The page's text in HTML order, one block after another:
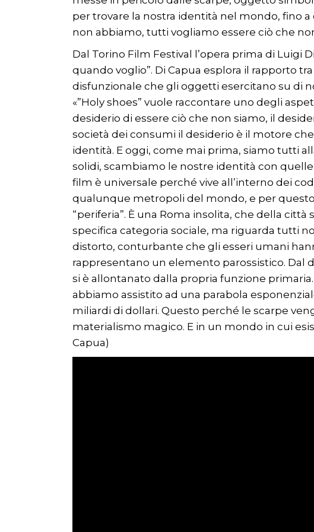
per trovare la nostra identità nel mondo, fino
non abbiamo, tutti vogliamo essere ciò che
Dal Torino Film Festival l’opera prima di Luigi
quando voglio”. Di Capua esplora il rapporto
disfunzionale che gli oggetti esercitano su di
«”Holy shoes” vuole raccontare uno degli
desiderio di essere ciò che non siamo, il
società dei consumi il desiderio è il motore
identità. E oggi, come mai prima, siamo tutti
solidi, scambiamo le nostre identità con
film è universale perché vive all’interno dei
qualunque metropoli del mondo, e per
“periferia”. È una Roma insolita, che della
specifica categoria sociale, ma riguarda tutti
distorto, conturbante che gli esseri umani
rappresentano un elemento parossistico.
si è allontanato dalla propria funzione
abbiamo assistito ad una parabola
miliardi di dollari. Questo perché le scarpe
materialismo magico. E in un mondo in cui
Capua)